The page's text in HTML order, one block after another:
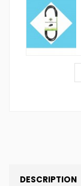
DESCRIPTION